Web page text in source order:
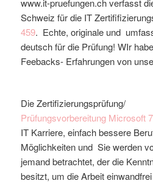
www.it-pruefungen.ch verfasst
Schweiz für die IT
459. Echte, originale und
deutsch für die Prüfung! WIr
Feebacks- Erfahrungen von
Die Zertifizierungsprüfung/
Prüfungsvorbereitung Microsoft
IT Karriere, einfach bessere
Möglichkeiten und Sie werden
jemand betrachtet, der die
besitzt, um die Arbeit